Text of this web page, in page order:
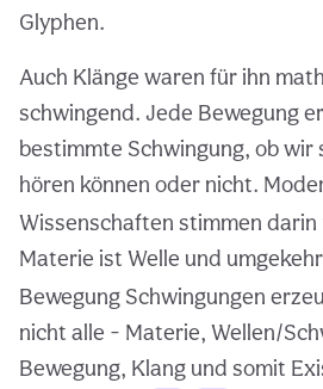
Glyphen.
Auch Klänge waren für ihn
schwingend. Jede Bewegung
bestimmte Schwingung, ob wir
hören können oder nicht.
Wissenschaften stimmen darin
Materie ist Welle und
Bewegung Schwingungen
nicht alle - Materie, Wellen/
Bewegung, Klang und somit